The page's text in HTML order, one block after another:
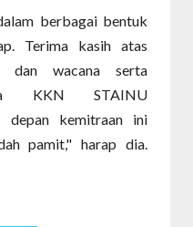
berbagai bentuk
Terima kasih atas
dan wacana serta
KKN STAINU
depan kemitraan ini
pamit," harap dia.